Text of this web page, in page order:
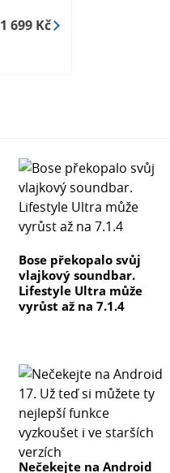
1 699 Kč
Bose překopalo svůj
vlajkový soundbar.
Lifestyle Ultra může
vyrůst až na 7.1.4
Nečekejte na Android